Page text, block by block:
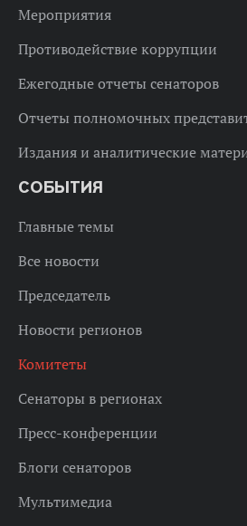
Мероприятия
Противодействие коррупции
Ежегодные отчеты сенаторов
Отчеты полномочных
Издания и аналитические
СОБЫТИЯ
Главные темы
Все новости
Председатель
Новости регионов
Комитеты
Сенаторы в регионах
Пресс-конференции
Блоги сенаторов
Мультимедиа